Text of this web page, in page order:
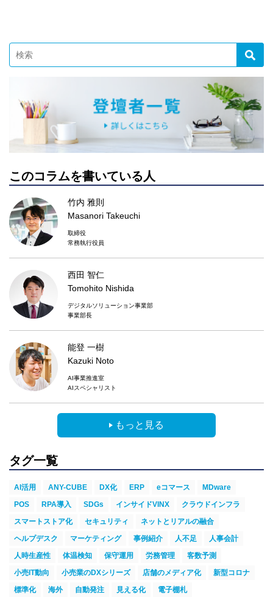
このコラムを書いている人
竹内 雅則
Masanori Takeuchi
取締役
常務執行役員
西田 智仁
Tomohito Nishida
デジタルソリューション事業部
事業部長
能登 一樹
Kazuki Noto
AI事業推進室
AIスペシャリスト
もっと見る
タグ一覧
AI活用 ANY-CUBE DX化 ERP eコマース
MDware
POS
RPA導入 SDGs インサイドVINX
クラウドインフラ
スマートストア化
セキュリティ
ネットとリアルの融合
ヘルプデスク
マーケティング 事例紹介 人不足
人事会計
人時生産性
体温検知 保守運用 労務管理
客数予測
小売IT動向
小売業のDXシリーズ 店舗のメディア化
新型コロナ
標準化
海外 自動発注 見える化 電子棚札